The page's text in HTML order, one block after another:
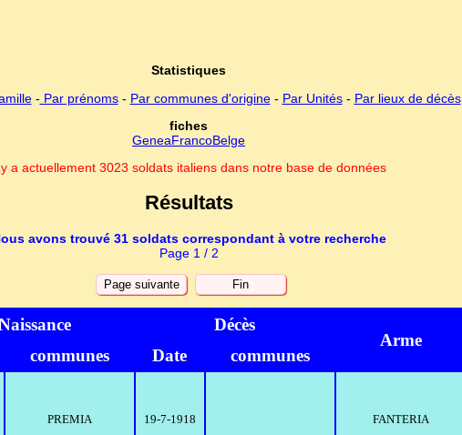
Statistiques
- Par prénoms- Par communes d'origine- Par Unités- Par lieux de décès
fiches
GeneaFrancoBelge
a actuellement 3023 soldats italiens dans notre base de données
Résultats
avons trouvé 31 soldats correspondant à votre recherche
Page 1 / 2
Décès
Arme
communes Date communes
PREMIA 19-7-1918 FANTERIA